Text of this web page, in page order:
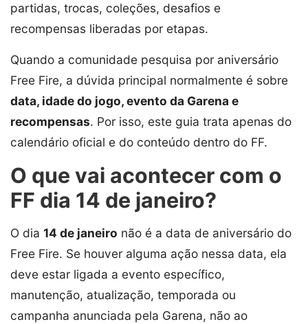
partidas, trocas, coleções, desafios e
recompensas liberadas por etapas.
Quando a comunidade pesquisa por aniversário
Free Fire, a dúvida principal normalmente é sobre
data, idade do jogo, evento da Garena e
recompensas. Por isso, este guia trata apenas do
calendário oficial e do conteúdo dentro do FF.
O que vai acontecer com o
FF dia 14 de janeiro?
O dia 14 de janeiro não é a data de aniversário do
Free Fire. Se houver alguma ação nessa data, ela
deve estar ligada a evento específico,
manutenção, atualização, temporada ou
campanha anunciada pela Garena, não ao